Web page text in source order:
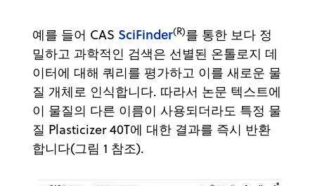
예를 들어 CAS SciFinder(R)를 통한 보다 정
밀하고 과학적인 검색은 선별된 온톨로지 데
이터에 대해 쿼리를 평가하고 이를 새로운 물
질 개체로 인식합니다. 따라서 논문 텍스트에
이 물질의 다른 이름이 사용되더라도 특정 물
질 Plasticizer 40T에 대한 결과를 즉시 반환
합니다(그림 1 참조).